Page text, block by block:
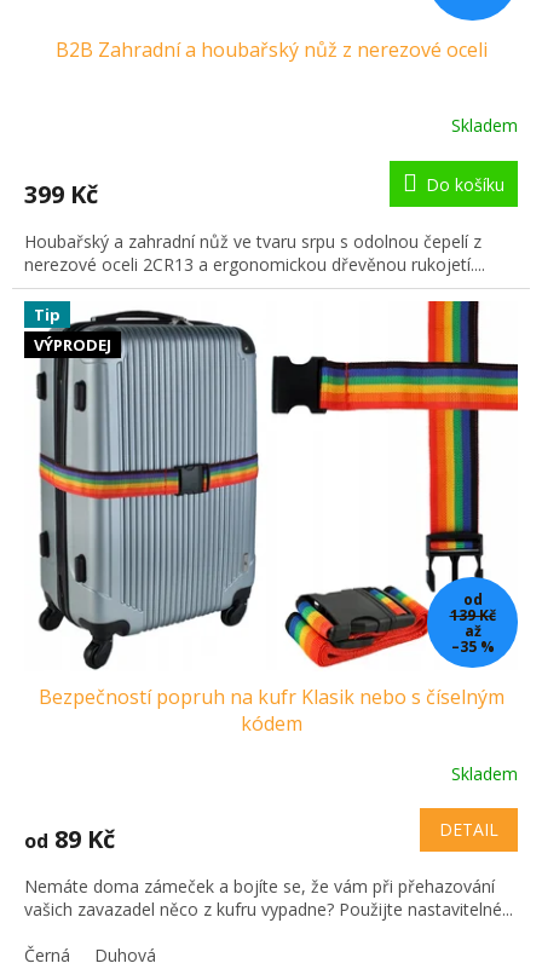
B2B Zahradní a houbařský nůž z nerezové oceli
Skladem
399 Kč Do košíku
Houbařský a zahradní nůž ve tvaru srpu s odolnou čepelí z
nerezové oceli 2CR13 a ergonomickou dřevěnou rukojetí....
Tip
VÝPRODEJ
od
139 Kč
až
–35 %
Bezpečností popruh na kufr Klasik nebo s číselným
kódem
Skladem
od 89 Kč DETAIL
Nemáte doma zámeček a bojíte se, že vám při přehazování
vašich zavazadel něco z kufru vypadne? Použijte nastavitelné...
Černá
Duhová